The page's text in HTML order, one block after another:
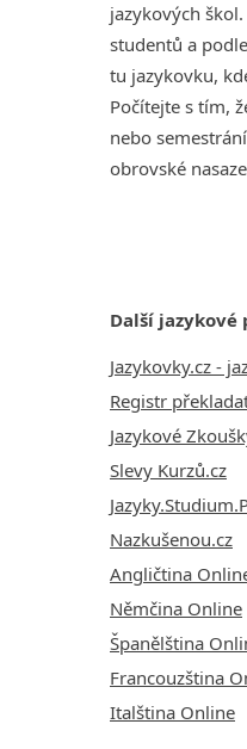
jazykových
studentů a
tu jazykovku,
Počítejte s tím,
nebo
obrovské
Další
Jazykovky.cz -
Registr
Jazykové
Slevy Kurzů.cz
Nazkušenou.cz
Angličtina
Němčina Online
Španělština
Francouzština
Italština Online